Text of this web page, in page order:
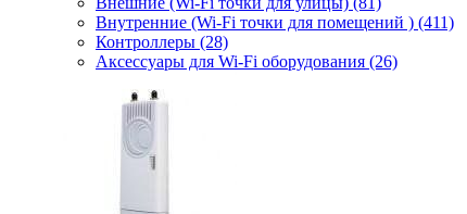
Внутренние (Wi-Fi точки для помещений ) (411)
Контроллеры (28)
Аксессуары для Wi-Fi оборудования (26)